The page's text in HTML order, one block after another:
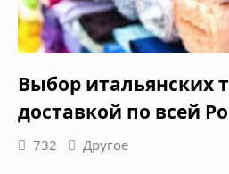
Выбор итальянских
доставкой по всей
732 Другое